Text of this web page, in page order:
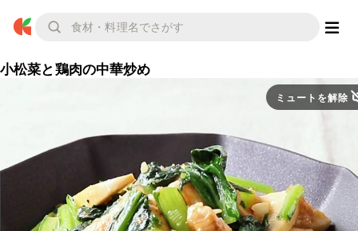
小松菜と鶏肉の中華炒め
ミュートを解除